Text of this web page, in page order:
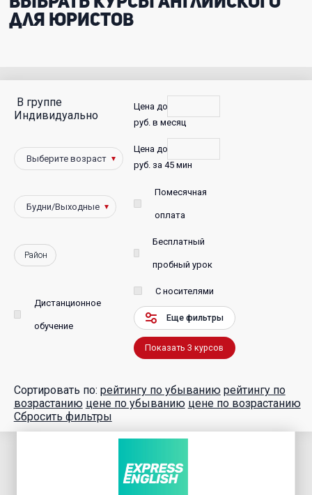
для юристов
В группе
Индивидуально
Район
Дистанционное
обучение
Цена до
руб. в месяц
Цена до
руб. за 45 мин
Помесячная
оплата
Бесплатный
пробный урок
С носителями
Еще фильтры
Показать 3 курсов
С
Победители
Сортировать по: рейтингу по убыванию рейтингу по
возрастанию цене по убыванию цене по возрастанию
Сбросить фильтры